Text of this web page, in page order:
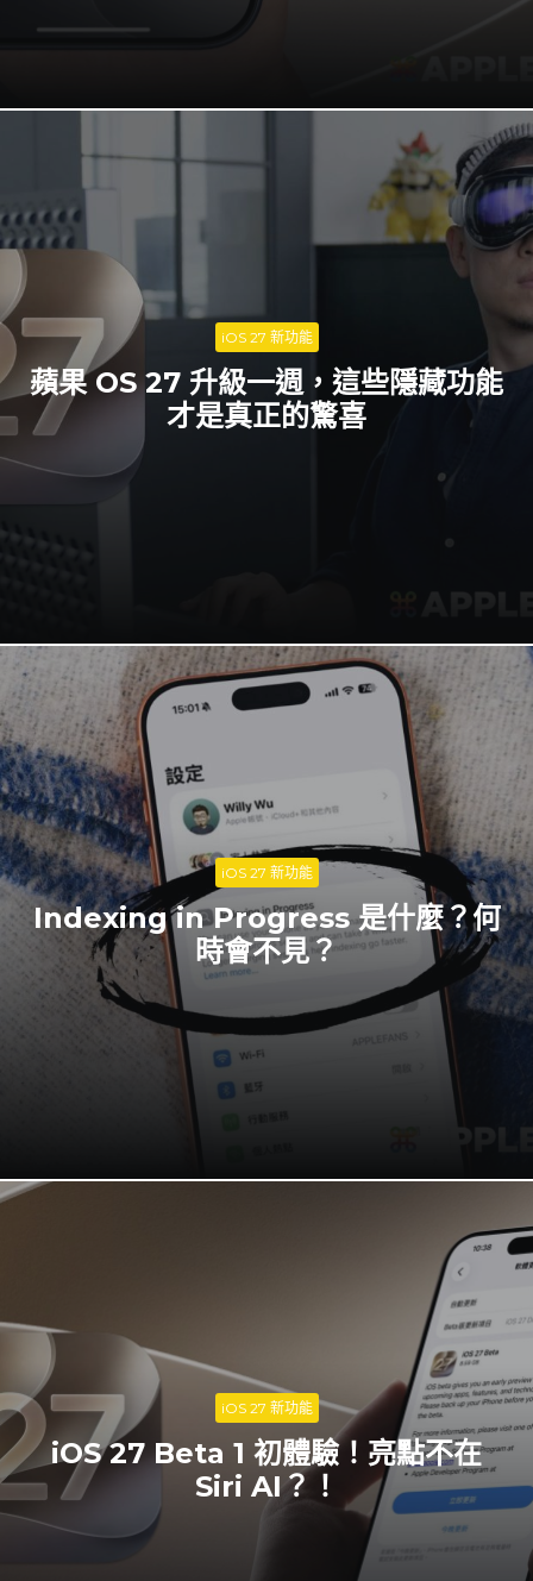
iOS 27 新功能
蘋果 OS 27 升級一週，這些隱藏功能
才是真正的驚喜
iOS 27 新功能
Indexing in Progress 是什麼？何
時會不見？
iOS 27 新功能
iOS 27 Beta 1 初體驗！亮點不在
Siri AI？！